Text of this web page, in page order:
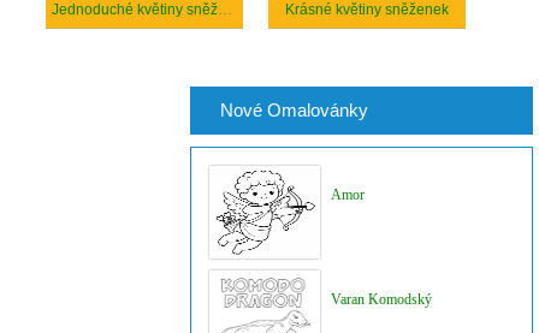
Jednoduché květiny sněženka Krásné květiny sněženek
Nové Omalovánky
Amor
Varan Komodský